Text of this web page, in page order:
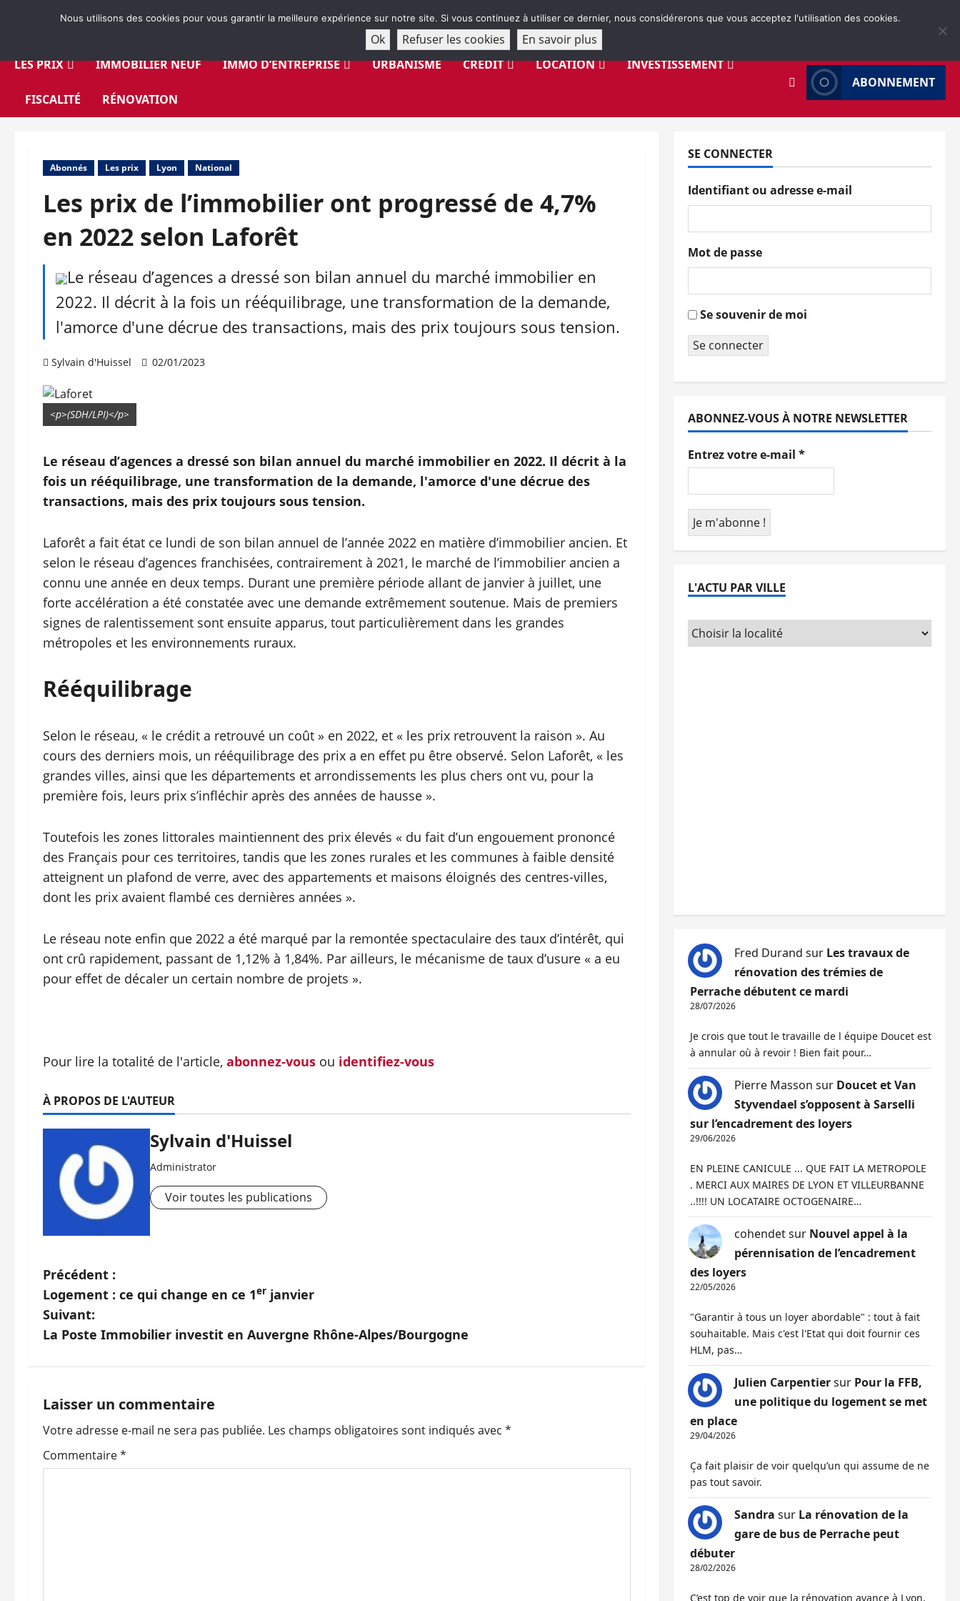
LES PRIX
IMMOBILIER NEUF IMMO D’ENTREPRISE URBANISME CRÉDIT LOCATION INVESTISSEMENT
FISCALITÉ RÉNOVATION
ABONNEMENT
Abonnés Les prix Lyon National
Les prix de l’immobilier ont progressé de 4,7%
en 2022 selon Laforêt
Le réseau d’agences a dressé son bilan annuel du marché immobilier en
2022. Il décrit à la fois un rééquilibrage, une transformation de la demande,
l'amorce d'une décrue des transactions, mais des prix toujours sous tension.
Sylvain d'Huissel 02/01/2023
<p>(SDH/LPI)</p>
Le réseau d’agences a dressé son bilan annuel du marché immobilier en 2022. Il décrit à la
fois un rééquilibrage, une transformation de la demande, l'amorce d'une décrue des
transactions, mais des prix toujours sous tension.
Laforêt a fait état ce lundi de son bilan annuel de l’année 2022 en matière d’immobilier ancien. Et
selon le réseau d’agences franchisées, contrairement à 2021, le marché de l’immobilier ancien a
connu une année en deux temps. Durant une première période allant de janvier à juillet, une
forte accélération a été constatée avec une demande extrêmement soutenue. Mais de premiers
signes de ralentissement sont ensuite apparus, tout particulièrement dans les grandes
métropoles et les environnements ruraux.
Rééquilibrage
Selon le réseau, « le crédit a retrouvé un coût » en 2022, et « les prix retrouvent la raison ». Au
cours des derniers mois, un rééquilibrage des prix a en effet pu être observé. Selon Laforêt, « les
grandes villes, ainsi que les départements et arrondissements les plus chers ont vu, pour la
première fois, leurs prix s’infléchir après des années de hausse ».
Toutefois les zones littorales maintiennent des prix élevés « du fait d’un engouement prononcé
des Français pour ces territoires, tandis que les zones rurales et les communes à faible densité
atteignent un plafond de verre, avec des appartements et maisons éloignés des centres-villes,
dont les prix avaient flambé ces dernières années ».
Le réseau note enfin que 2022 a été marqué par la remontée spectaculaire des taux d’intérêt, qui
ont crû rapidement, passant de 1,12% à 1,84%. Par ailleurs, le mécanisme de taux d’usure « a eu
pour effet de décaler un certain nombre de projets ».
Pour lire la totalité de l'article, abonnez-vous ou identifiez-vous
À PROPOS DE L'AUTEUR
Sylvain d'Huissel
Administrator
Voir toutes les publications
N
a
v
g
a
t
Précédent :
Logement : ce qui change en ce 1er janvier
Suivant:
La Poste Immobilier investit en Auvergne Rhône-Alpes/Bourgogne
Laisser un commentaire
Votre adresse e-mail ne sera pas publiée. Les champs obligatoires sont indiqués avec *
Commentaire*
SE CONNECTER
Identifiant ou adresse e-mail
Mot de passe
Se souvenir de moi
Se connecter
ABONNEZ-VOUS À NOTRE NEWSLETTER
Entrez votre e-mail *
L'ACTU PAR VILLE
Fred Durand sur Les travaux de
rénovation des trémies de
Perrache débutent ce mardi
28/07/2026
Je crois que tout le travaille de l équipe Doucet est
à annular où à revoir ! Bien fait pour…
Pierre Masson sur Doucet et Van
Styvendael s’opposent à Sarselli
sur l’encadrement des loyers
29/06/2026
EN PLEINE CANICULE ... QUE FAIT LA METROPOLE
. MERCI AUX MAIRES DE LYON ET VILLEURBANNE
..!!!! UN LOCATAIRE OCTOGENAIRE…
cohendetsur Nouvel appel à la
pérennisation de l’encadrement
des loyers
22/05/2026
"Garantir à tous un loyer abordable" : tout à fait
souhaitable. Mais c'est l'Etat qui doit fournir ces
HLM, pas…
Julien Carpentiersur Pour la FFB,
une politique du logement se met
en place
29/04/2026
Ça fait plaisir de voir quelqu’un qui assume de ne
pas tout savoir.
Sandra sur La rénovation de la
gare de bus de Perrache peut
débuter
28/02/2026
C’est top de voir que la rénovation avance à Lyon,
Nous utilisons des cookies pour vous garantir la meilleure expérience sur notre site. Si vous continuez à utiliser ce dernier, nous considérerons que vous acceptez l'utilisation des cookies.
Ok Refuser les cookies En savoir plus